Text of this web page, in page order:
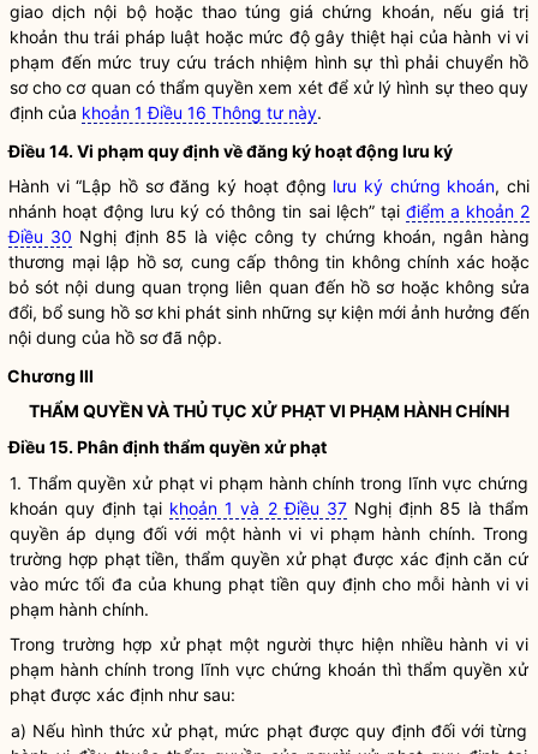
giao dịch nội bộ hoặc thao túng giáchứng khoán, nếu giá trị
khoản thu trái pháp luật hoặc mức độ gây thiệt hại của hành vi vi
phạm đến mức truy cứu trách nhiệm hình sự thì phải chuyển hồ
sơ cho cơ quan có thẩmquyền xem xét để xử lý hình sự theo quy
định của khoản 1 Điều 16 Thông tư này.
Điều 14. Vi phạm quy định về đăng ký hoạt động lưu ký
Hành vi “Lập hồ sơ đăng ký hoạt động lưu ký chứng khoán, chi
nhánh hoạt động lưu ký có thông tin sai lệch” tại điểm a khoản 2
Điều 30 Nghị định 85 là việc công ty chứng khoán, ngân hàng
thương mại lập hồ sơ, cung cấp thông tin không chính xác hoặc
bỏ sót nội dung quan trọng liên quan đến hồ sơ hoặc không sửa
đổi, bổ sung hồ sơ khi phát sinh những sự kiện mới ảnh hưởng đến
nội dung của hồ sơ đã nộp.
Chương III
THẨM QUYỀNVÀ THỦ TỤC XỬ PHẠT VI PHẠM HÀNH CHÍNH
Điều 15. Phân định thẩm quyền xử phạt
1. Thẩmquyền xử phạt vi phạm hành chính trong lĩnh vựcchứng
khoán quy định tại khoản 1 và 2 Điều 37Nghị định 85 là thẩm
quyền áp dụng đối với một hành vi vi phạm hành chính. Trong
trường hợp phạt tiền, thẩm quyềnxử phạt được xác định căn cứ
vào mức tối đa của khung phạt tiền quy định cho mỗi hành vi vi
phạm hành chính.
Trong trường hợp xử phạt một người thực hiện nhiều hành vi vi
phạm hành chính trong lĩnh vực chứng khoán thì thẩm quyền xử
phạt được xác định như sau:
a) Nếu hình thức xử phạt, mức phạt được quy định đối với từng